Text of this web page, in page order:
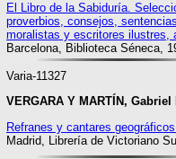
El Libro de la Sabiduría.
proverbios, consejos,
moralistas y escritores ilustres,
Barcelona, Biblioteca Séneca,
Varia-11327
VERGARA Y MARTÍN, Gabriel
Refranes y cantares
Madrid, Librería de Victoriano